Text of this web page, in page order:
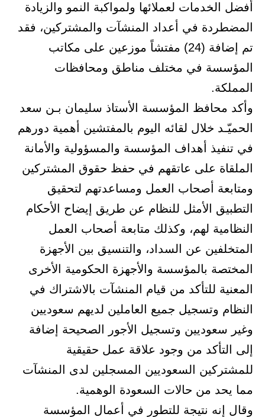
أفضل الخدمات لعملائها ولمواكبة النمو والزيادة
المضطردة في أعداد المنشآت والمشتركين، فقد
تم إضافة (24) مفتشاً موزعين على مكاتب
المؤسسة في مختلف مناطق ومحافظات
المملكة.
وأكد محافظ المؤسسة الأستاذ سليمان بـن سعد
الحميّـد خلال لقائه اليوم بالمفتشين أهمية دورهم
في تنفيذ أهداف المؤسسة والمسؤولية والأمانة
الملقاة على عاتقهم في حفظ حقوق المشتركين
ومتابعة أصحاب العمل ومساعدتهم لتحقيق
التطبيق الأمثل للنظام عن طريق إيضاح الأحكام
النظامية لهم، وكذلك متابعة أصحاب العمل
المتخلفين عن السداد، والتنسيق بين الأجهزة
المختصة بالمؤسسة والأجهزة الحكومية الأخرى
المعنية للتأكد من قيام المنشآت بالاشتراك في
النظام وتسجيل جميع العاملين لديهم سعوديين
وغير سعوديين وتسجيل الأجور الصحيحة إضافة
إلى التأكد من وجود علاقة عمل حقيقية
للمشتركين السعوديين المسجلين لدى المنشآت
مما يحد من حالات السعودة الوهمية.
وقال إنه نتيجة للتطور في أعمال المؤسسة